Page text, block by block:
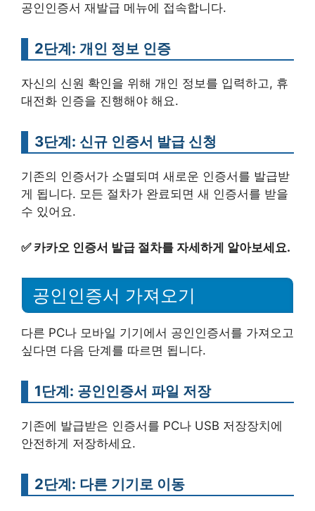
공인인증서 재발급 메뉴에 접속합니다.
2단계: 개인 정보 인증
자신의 신원 확인을 위해 개인 정보를 입력하고, 휴
대전화 인증을 진행해야 해요.
3단계: 신규 인증서 발급 신청
기존의 인증서가 소멸되며 새로운 인증서를 발급받
게 됩니다. 모든 절차가 완료되면 새 인증서를 받을
수 있어요.
✅ 카카오 인증서 발급 절차를 자세하게 알아보세요.
공인인증서 가져오기
다른 PC나 모바일 기기에서 공인인증서를 가져오고
싶다면 다음 단계를 따르면 됩니다.
1단계: 공인인증서 파일 저장
기존에 발급받은 인증서를 PC나 USB 저장장치에
안전하게 저장하세요.
2단계: 다른 기기로 이동